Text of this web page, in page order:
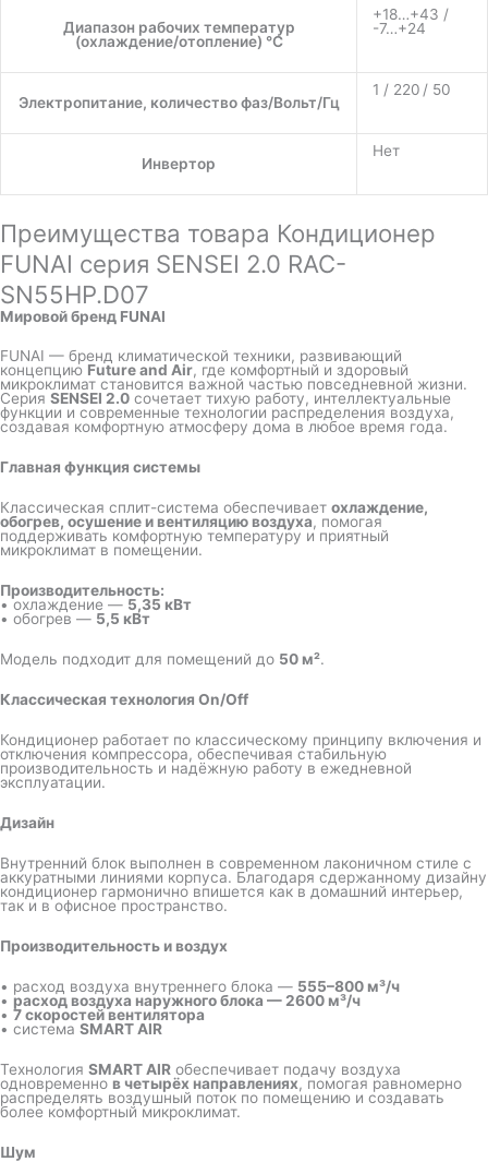
Диапазон рабочих температур
(охлаждение/отопление) °C
+18…+43 /
-7…+24
Электропитание, количество фаз/Вольт/Гц
1 / 220 / 50
Инвертор
Нет
Преимущества товара Кондиционер
FUNAI серия SENSEI 2.0 RAC-
SN55HP.D07
Мировой бренд FUNAI
FUNAI — бренд климатической техники, развивающий
концепцию Future and Air, где комфортный и здоровый
микроклимат становится важной частью повседневной жизни.
Серия SENSEI 2.0 сочетает тихую работу, интеллектуальные
функции и современные технологии распределения воздуха,
создавая комфортную атмосферу дома в любое время года.
Главная функция системы
Классическая сплит-система обеспечивает охлаждение,
обогрев, осушение и вентиляцию воздуха, помогая
поддерживать комфортную температуру и приятный
микроклимат в помещении.
Производительность:
• охлаждение — 5,35 кВт
• обогрев — 5,5 кВт
Модель подходит для помещений до 50 м².
Классическая технология On/Off
Кондиционер работает по классическому принципу включения и
отключения компрессора, обеспечивая стабильную
производительность и надёжную работу в ежедневной
эксплуатации.
Дизайн
Внутренний блок выполнен в современном лаконичном стиле с
аккуратными линиями корпуса. Благодаря сдержанному дизайну
кондиционер гармонично впишется как в домашний интерьер,
так и в офисное пространство.
Производительность и воздух
• расход воздуха внутреннего блока — 555–800 м³/ч
• расход воздуха наружного блока — 2600 м³/ч
• 7 скоростей вентилятора
• система SMART AIR
Технология SMART AIR обеспечивает подачу воздуха
одновременно в четырёх направлениях, помогая равномерно
распределять воздушный поток по помещению и создавать
более комфортный микроклимат.
Шум